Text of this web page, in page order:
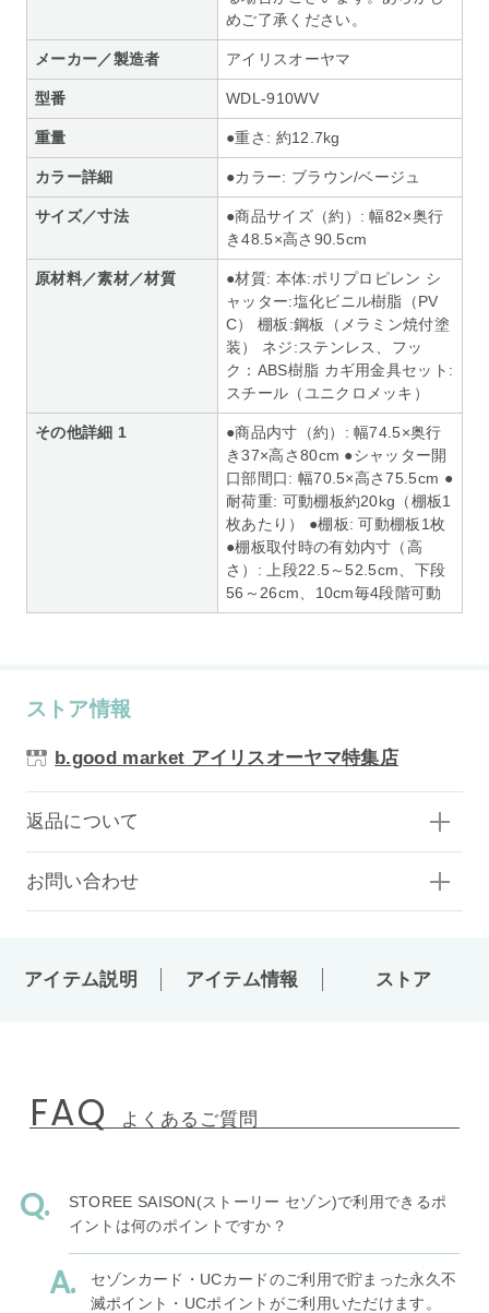
めご了承ください。
メーカー／製造者 アイリスオーヤマ
型番 WDL-910WV
重量 ●重さ: 約12.7kg
カラー詳細 ●カラー: ブラウン/ベージュ
サイズ／寸法
●商品サイズ（約）: 幅82×奥行
き48.5×高さ90.5cm
原材料／素材／材質
●材質: 本体:ポリプロピレン シ
ャッター:塩化ビニル樹脂（PV
C） 棚板:鋼板（メラミン焼付塗
装） ネジ:ステンレス、フッ
ク：ABS樹脂 カギ用金具セット:
スチール（ユニクロメッキ）
その他詳細 1
●商品内寸（約）: 幅74.5×奥行
き37×高さ80cm ●シャッター開
口部間口: 幅70.5×高さ75.5cm ●
耐荷重: 可動棚板約20kg（棚板1
枚あたり） ●棚板: 可動棚板1枚
●棚板取付時の有効内寸（高
さ）: 上段22.5～52.5cm、下段
56～26cm、10cm毎4段階可動
ストア情報
b.good market アイリスオーヤマ特集店
返品について
お問い合わせ
アイテム説明 アイテム情報 ストア
FAQ よくあるご質問
STOREE SAISON(ストーリー セゾン)で利用できるポ
イントは何のポイントですか？
セゾンカード・UCカードのご利用で貯まった永久不
滅ポイント・UCポイントがご利用いただけます。